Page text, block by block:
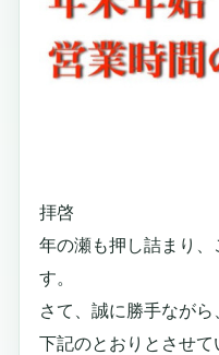
拝啓
年の瀬も押し詰まり、
す。
さて、誠に勝手ながら
下記のとおりとさせて